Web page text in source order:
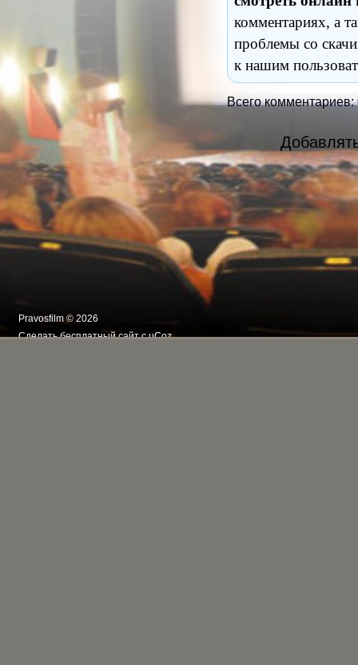
комментариях, а
проблемы со
к нашим
Всего комментариев:
Pravosfilm © 2026
Сделатьбесплатный сайтсuCoz